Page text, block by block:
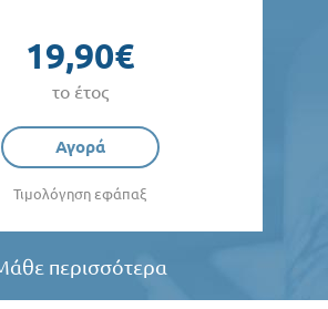
19,90€
το έτος
Αγορά
Τιμολόγηση εφάπαξ
περισσότερα